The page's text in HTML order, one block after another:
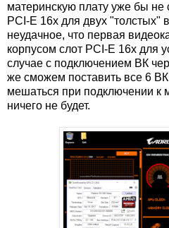
материнскую плату уже бы не
PCI-E 16x для двух "толстых"
неудачное, что первая
корпусом слот PCI-E 16x для
случае с подключением ВК
же сможем поставить все 6
мешаться при подключении к
ничего не будет.